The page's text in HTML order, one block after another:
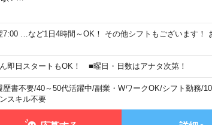
7:00 …など1日4時間～OK！ その他シフトもございます！
即日スタートもOK！ ■曜日・日数はアナタ次第！
歴書不要/40～50代活躍中/副業・WワークOK/シフト勤務/
スキル不要